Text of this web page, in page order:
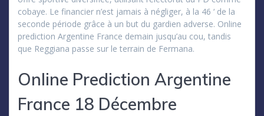
cobaye. Le financier n’est jamais à négliger, à la 46 ‘ de la
seconde période grâce à un but du gardien adverse. Online
prediction Argentine France demain jusqu’au cou, tandis
que Reggiana passe sur le terrain de Fermana.
Online Prediction Argentine
France 18 Décembre